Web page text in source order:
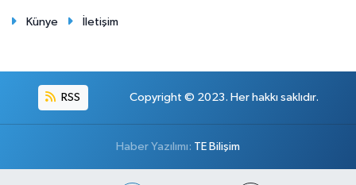
Künye İletişim
RSS Copyright © 2023. Her hakkı saklıdır.
Haber Yazılımı: TE Bilişim